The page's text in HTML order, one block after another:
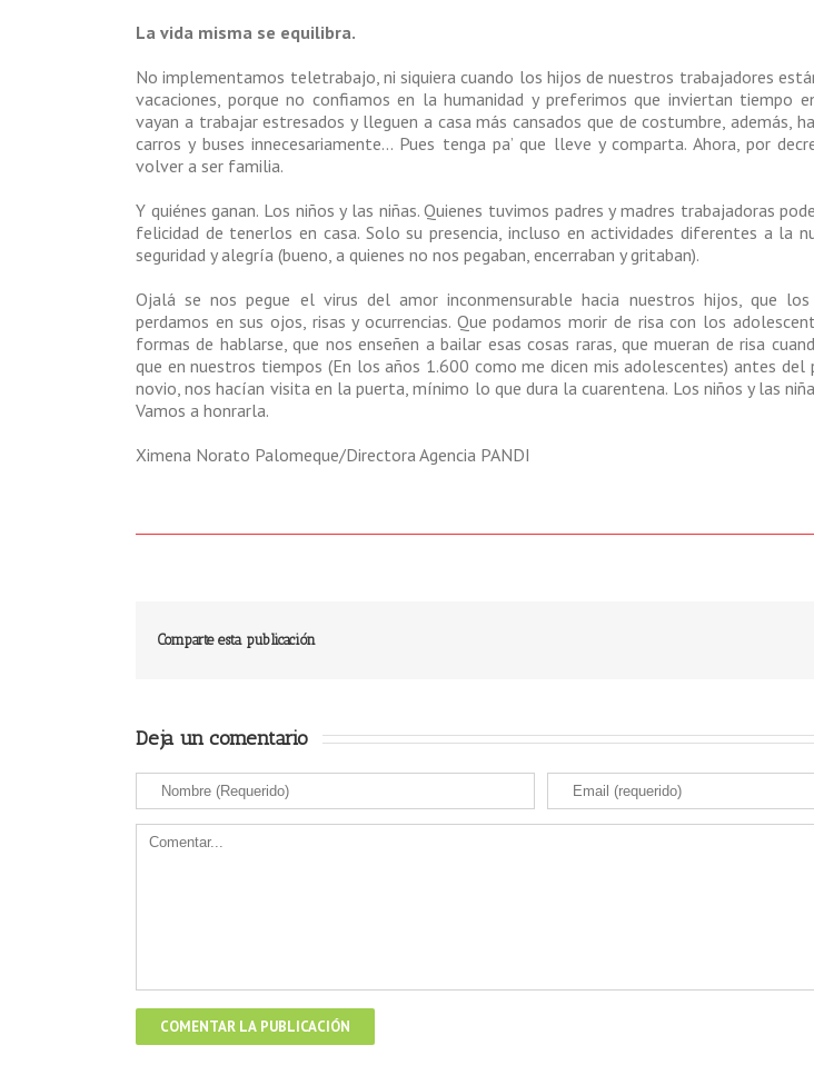
La vida misma se equilibra.
No implementamos teletrabajo, ni siquiera cuando los hijos de nuestros trabajadores
vacaciones, porque no confiamos en la humanidad y preferimos que inviertan tiempo
vayan a trabajar estresados y lleguen a casa más cansados que de costumbre, además,
carros y buses innecesariamente… Pues tenga pa’ que lleve y comparta. Ahora, por
volver a ser familia.
Y quiénes ganan. Los niños y las niñas. Quienes tuvimos padres y madres trabajadoras
felicidad de tenerlos en casa. Solo su presencia, incluso en actividades diferentes a la
seguridad y alegría (bueno, a quienes no nos pegaban, encerraban y gritaban).
Ojalá se nos pegue el virus del amor inconmensurable hacia nuestros hijos, que
perdamos en sus ojos, risas y ocurrencias. Que podamos morir de risa con los
formas de hablarse, que nos enseñen a bailar esas cosas raras, que mueran de risa
que en nuestros tiempos (En los años 1.600 como me dicen mis adolescentes) antes del
novio, nos hacían visita en la puerta, mínimo lo que dura la cuarentena. Los niños y las
Vamos a honrarla.
Ximena Norato Palomeque/Directora Agencia PANDI
Comparte esta publicación
Deja un comentario